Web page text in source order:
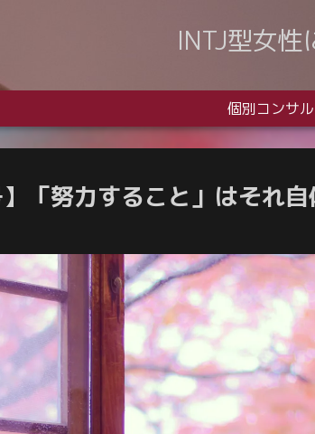
INTJ型女
個別コンサ
】「努力すること」はそれ